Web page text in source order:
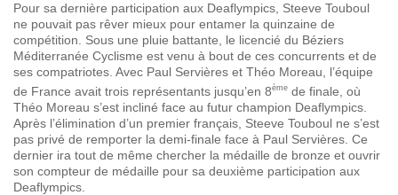
Pour sa dernière participation aux Deaflympics, Steeve Touboul
ne pouvait pas rêver mieux pour entamer la quinzaine de
compétition. Sous une pluie battante, le licencié du Béziers
Méditerranée Cyclisme est venu à bout de ces concurrents et de
ses compatriotes. Avec Paul Servières et Théo Moreau, l’équipe
de France avait trois représentants jusqu’en 8ème de finale, où
Théo Moreau s’est incliné face au futur champion Deaflympics.
Après l’élimination d’un premier français, Steeve Touboul ne s’est
pas privé de remporter la demi-finale face à Paul Servières. Ce
dernier ira tout de même chercher la médaille de bronze et ouvrir
son compteur de médaille pour sa deuxième participation aux
Deaflympics.